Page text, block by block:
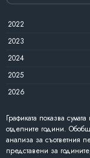
2022
2023
2024
2025
2026
Графиката показва
отделните години.
анализа за съответния
представени за